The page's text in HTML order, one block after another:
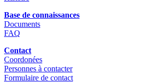
Base de connaissances
Documents
FAQ
Contact
Coordonées
Personnes à contacter
Formulaire de contact